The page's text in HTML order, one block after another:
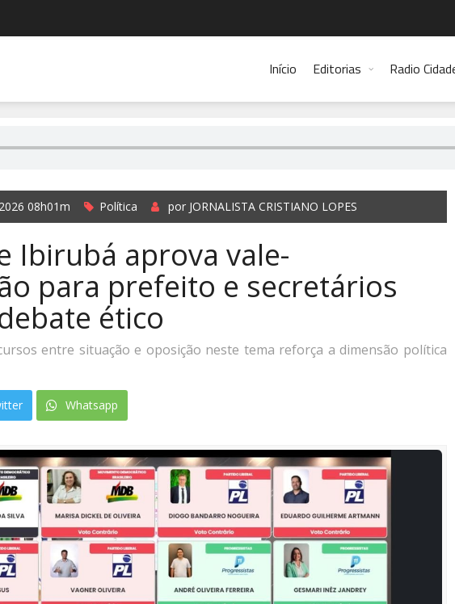
Início Editorias Radio
08h01m Política por JORNALISTA CRISTIANO LOPES
Ibirubá aprova vale-
para prefeito e secretários
ético
entre situação e oposição neste tema reforça a dimensão política
Whatsapp